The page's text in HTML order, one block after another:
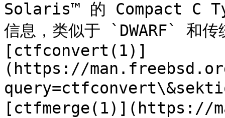
Solaris™ 的 Compact C
信息，类似于 `DWARF` 和
[ctfconvert(1)]
(https://
[ctfmerge(1)](https://